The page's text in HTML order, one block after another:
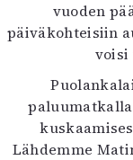
vuoden
päiväkohteisiin
voisi
Lähdemme